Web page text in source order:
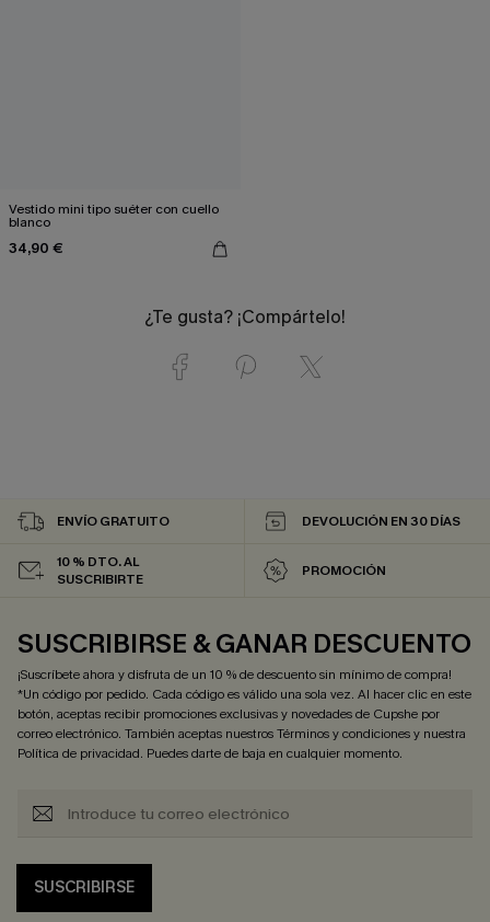
Vestido mini tipo suéter con cuello
blanco
34,90 €
¿Te gusta? ¡Compártelo!
ENVÍO GRATUITO DEVOLUCIÓN EN 30 DÍAS
10 % DTO. AL
SUSCRIBIRTE
PROMOCIÓN
SUSCRIBIRSE & GANAR DESCUENTO
¡Suscríbete ahora y disfruta de un 10 % de descuento sin mínimo de compra!
*Un código por pedido. Cada código es válido una sola vez. Al hacer clic en este
botón, aceptas recibir promociones exclusivas y novedades de Cupshe por
correo electrónico. También aceptas nuestrosTérminos y condicionesy nuestra
Política de privacidad. Puedes darte de baja en cualquier momento.
SUSCRIBIRSE